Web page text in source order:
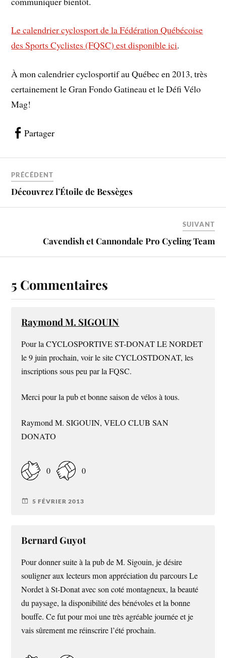
Le calendrier cyclosport de la Fédération Québécoise
des Sports Cyclistes (FQSC) est disponible ici.
À mon calendrier cyclosportif au Québec en 2013, très
certainement le Gran Fondo Gatineau et le Défi Vélo
Mag!
Partager
PRÉCÉDENT
Découvrez l’Étoile de Bessèges
SUIVANT
Cavendish et Cannondale Pro Cycling Team
5 Commentaires
Raymond M. SIGOUIN
Pour la CYCLOSPORTIVE ST-DONAT LE NORDET
le 9 juin prochain, voir le site CYCLOSTDONAT, les
inscriptions sous peu par la FQSC.
Merci pour la pub et bonne saison de vélos à tous.
Raymond M. SIGOUIN, VELO CLUB SAN
DONATO
0 0
5 FÉVRIER 2013
Bernard Guyot
Pour donner suite à la pub de M. Sigouin, je désire
souligner aux lecteurs mon appréciation du parcours Le
Nordet à St-Donat avec son coté montagneux, la beauté
du paysage, la disponibilité des bénévoles et la bonne
bouffe. Ce fut pour moi une très agréable journée et je
vais sûrement me réinscrire l’été prochain.